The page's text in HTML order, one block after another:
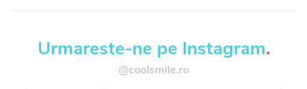
Urmareste-ne pe Instagram.
@coolsmile.ro